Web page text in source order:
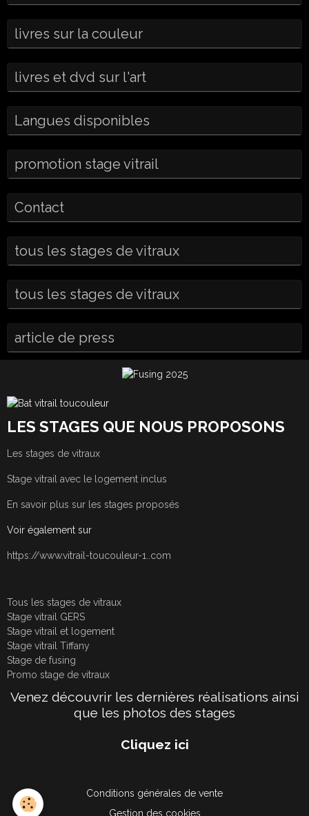
livres sur la couleur
livres et dvd sur l'art
Langues disponibles
promotion stage vitrail
Contact
tous les stages de vitraux
tous les stages de vitraux
article de press
LES STAGES QUE NOUS PROPOSONS
Les stages de vitraux
Stage vitrail avec le logement inclus
En savoir plus sur les stages proposés
Voir également sur
https://www.vitrail-toucouleur-1..com
Tous les stages de vitraux
Stage vitrail GERS
Stage vitrail et logement
Stage vitrail Tiffany
Stage de fusing
Promo stage de vitraux
Venez découvrir les dernières réalisations ainsi
que les photos des stages
Cliquez ici
Conditions générales de vente
Gestion des cookies